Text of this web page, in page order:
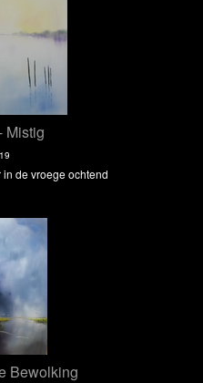
Mistig
de vroege ochtend
Bewolking